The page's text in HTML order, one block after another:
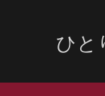
ひと